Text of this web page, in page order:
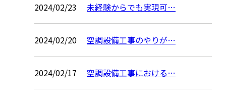
2024/02/23 未経験からでも実現可…
2024/02/20 空調設備工事のやりが…
2024/02/17 空調設備工事における…